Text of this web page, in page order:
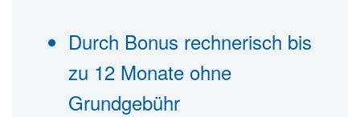
Durch Bonus rechnerisch bis
zu 12 Monate ohne
Grundgebühr